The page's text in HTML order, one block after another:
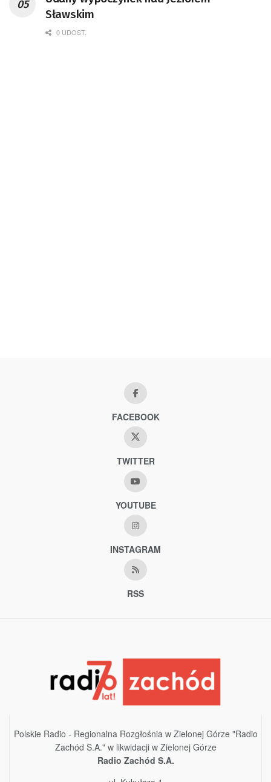
Sławskim
0 UDOST.
FACEBOOK
TWITTER
YOUTUBE
INSTAGRAM
RSS
Polskie Radio - Regionalna Rozgłośnia w Zielonej Górze "Radio
Zachód S.A." w likwidacji w Zielonej Górze
Radio Zachód S.A.